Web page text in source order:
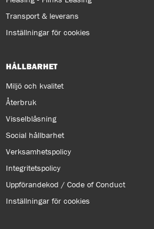
Transport & leverans
Inställningar för cookies
HÅLLBARHET
Miljö och kvalitet
Återbruk
Visselblåsning
Social hållbarhet
Verksamhetspolicy
Integritetspolicy
Uppförandekod / Code of Conduct
Inställningar för cookies